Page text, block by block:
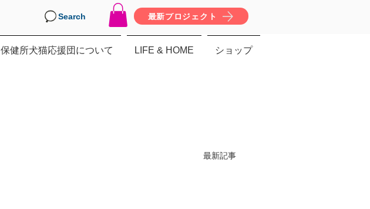
Search 最新プロジェクト
保健所犬猫応援団について LIFE & HOME ショップ
最新記事